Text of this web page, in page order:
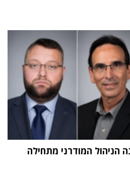
הניהול המודרני מתחילה